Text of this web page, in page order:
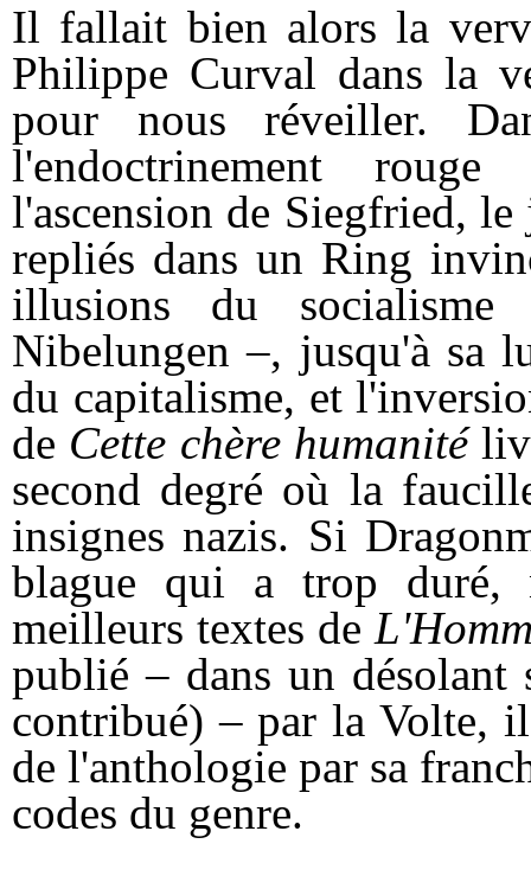
Il fallait bien alors la
Philippe Curval dans la
pour nous réveiller.
l'endoctrinement
l'ascension de Siegfried, le
repliés dans un Ring
illusions du
Nibelungen –, jusqu'à sa
du capitalisme, et
de Cette chère humanité
second degré où la
insignes nazis. Si
blague qui a trop duré,
meilleurs textes de
publié – dans un
contribué) – par la Volte,
de l'anthologie par sa
codes du genre.